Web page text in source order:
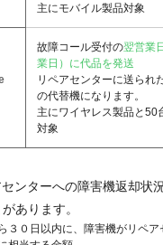
主にモバイル製品対象
故障コール受付の翌営業
業日）に代品を発送
リペアセンターに送られ
の代替機になります。
主にワイヤレス製品と50
対象
ンターへの障害機返却状
あります。
３０日以内に、障害機がリペ